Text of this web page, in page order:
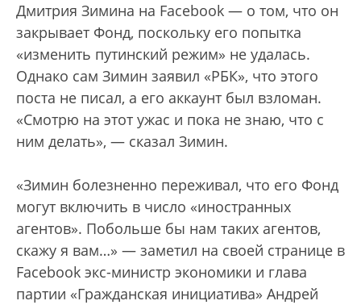
Дмитрия Зимина на Facebook — о том, что он
закрывает Фонд, поскольку его попытка
«изменить путинский режим» не удалась.
Однако сам Зимин заявил «РБК», что этого
поста не писал, а его аккаунт был взломан.
«Смотрю на этот ужас и пока не знаю, что с
ним делать», — сказал Зимин.
«Зимин болезненно переживал, что его Фонд
могут включить в число «иностранных
агентов». Побольше бы нам таких агентов,
скажу я вам…» — заметил на своей странице в
Facebook экс-министр экономики и глава
партии «Гражданская инициатива» Андрей